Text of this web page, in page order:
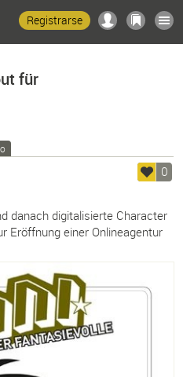
Registrarse
für
0
danach digitalisierte Character
Eröffnung einer Onlineagentur